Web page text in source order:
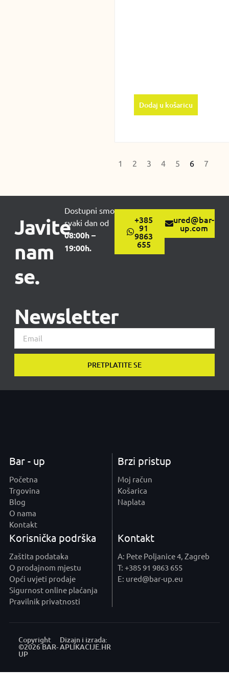
Dodaj u košaricu
1 2 3 4 5 6 7
Javite
nam
se.
Dostupni smo
svaki dan od
08:00h –
19:00h.
+385
91
9863
655
ured@bar-
up.com
Newsletter
PRETPLATITE SE
Bar - up
Početna
Trgovina
Blog
O nama
Kontakt
Brzi pristup
Moj račun
Košarica
Naplata
Korisnička podrška
Zaštita podataka
O prodajnom mjestu
Opći uvjeti prodaje
Sigurnost online plaćanja
Pravilnik privatnosti
Kontakt
A: Pete Poljanice 4, Zagreb
T: +385 91 9863 655
E: ured@bar-up.eu
Copyright
©2026 BAR-
UP
Dizajn i izrada:
APLIKACIJE.HR